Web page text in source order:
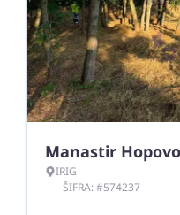
Manastir Hopovo
IRIG
ŠIFRA: #574237